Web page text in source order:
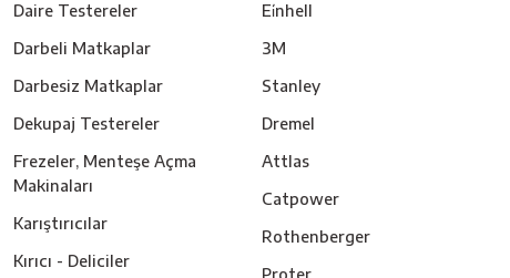
Daire Testereler
Darbeli Matkaplar
Darbesiz Matkaplar
Dekupaj Testereler
Frezeler, Menteşe Açma
Makinaları
Karıştırıcılar
Kırıcı - Deliciler
Ei̇nhell
3M
Stanley
Dremel
Attlas
Catpower
Rothenberger
Proter